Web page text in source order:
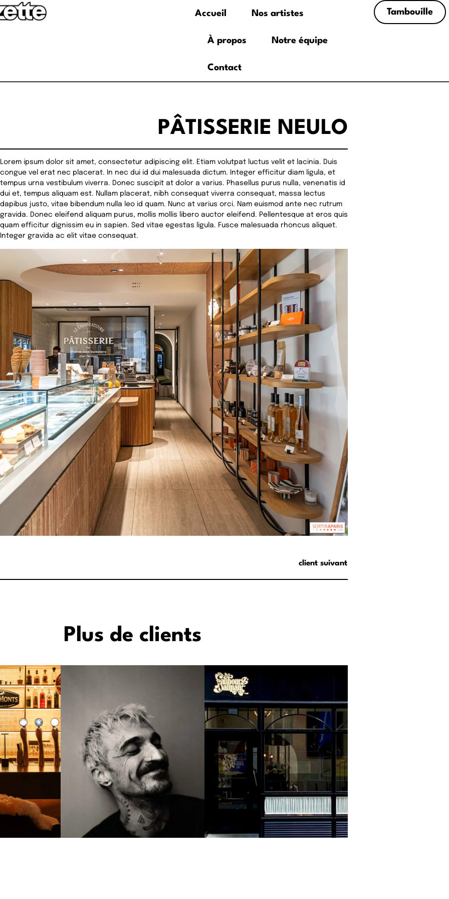
Accueil Nos artistes
À propos Notre équipe
Contact
Tambouille
PÂTISSERIE NEULO
Lorem ipsum dolor sit amet, consectetur adipiscing elit. Etiam volutpat luctus velit et lacinia. Duis
congue vel erat nec placerat. In nec dui id dui malesuada dictum. Integer efficitur diam ligula, et
tempus urna vestibulum viverra. Donec suscipit at dolor a varius. Phasellus purus nulla, venenatis id
dui et, tempus aliquam est. Nullam placerat, nibh consequat viverra consequat, massa lectus
dapibus justo, vitae bibendum nulla leo id quam. Nunc at varius orci. Nam euismod ante nec rutrum
gravida. Donec eleifend aliquam purus, mollis mollis libero auctor eleifend. Pellentesque at eros quis
quam efficitur dignissim eu in sapien. Sed vitae egestas ligula. Fusce malesuada rhoncus aliquet.
Integer gravida ac elit vitae consequat.
client suivant
Plus de clients